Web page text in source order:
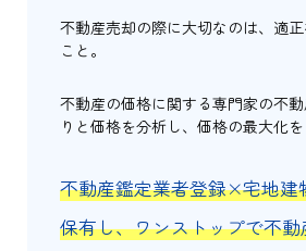
不動産売却の際に大切なのは、適
こと。
不動産の価格に関する専門家の不
りと価格を分析し、価格の最大化を
不動産鑑定業者登録×宅地建
保有し、ワンストップで不